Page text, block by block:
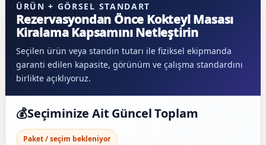
ÜRÜN + GÖRSEL STANDART
Rezervasyondan Önce Kokteyl Masası
Kiralama Kapsamını Netleştirin
Seçilen ürün veya standın tutarı ile fiziksel ekipmanda
garanti edilen kapasite, görünüm ve çalışma standardını
birlikte açıklıyoruz.
💰Seçiminize Ait Güncel Toplam
Paket / seçim bekleniyor